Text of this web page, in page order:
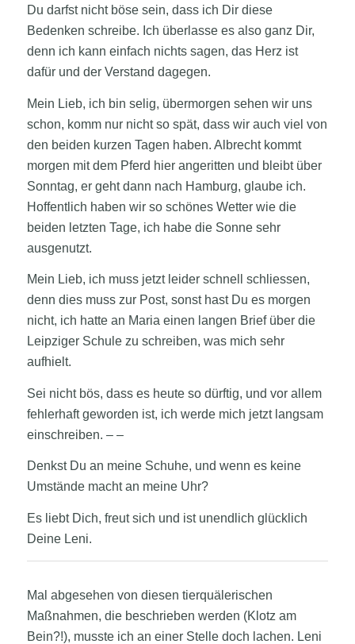
Du darfst nicht böse sein, dass ich Dir diese
Bedenken schreibe. Ich überlasse es also ganz Dir,
denn ich kann einfach nichts sagen, das Herz ist
dafür und der Verstand dagegen.
Mein Lieb, ich bin selig, übermorgen sehen wir uns
schon, komm nur nicht so spät, dass wir auch viel von
den beiden kurzen Tagen haben. Albrecht kommt
morgen mit dem Pferd hier angeritten und bleibt über
Sonntag, er geht dann nach Hamburg, glaube ich.
Hoffentlich haben wir so schönes Wetter wie die
beiden letzten Tage, ich habe die Sonne sehr
ausgenutzt.
Mein Lieb, ich muss jetzt leider schnell schliessen,
denn dies muss zur Post, sonst hast Du es morgen
nicht, ich hatte an Maria einen langen Brief über die
Leipziger Schule zu schreiben, was mich sehr
aufhielt.
Sei nicht bös, dass es heute so dürftig, und vor allem
fehlerhaft geworden ist, ich werde mich jetzt langsam
einschreiben. – –
Denkst Du an meine Schuhe, und wenn es keine
Umstände macht an meine Uhr?
Es liebt Dich, freut sich und ist unendlich glücklich
Deine Leni.
Mal abgesehen von diesen tierquälerischen
Maßnahmen, die beschrieben werden (Klotz am
Bein?!), musste ich an einer Stelle doch lachen. Leni